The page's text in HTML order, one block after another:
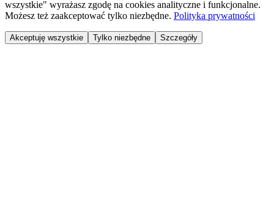
wszystkie" wyrażasz zgodę na cookies analityczne i funkcjonalne.
Możesz też zaakceptować tylko niezbędne. Polityka prywatności
Akceptuję wszystkie Tylko niezbędne Szczegóły